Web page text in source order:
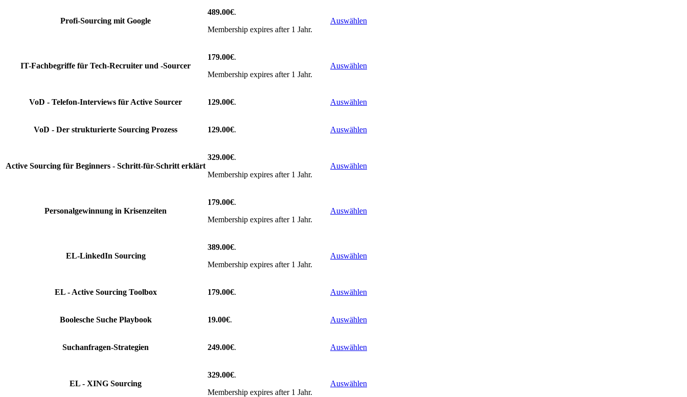
Profi-Sourcing mit Google
489.00€.
Membership expires after 1 Jahr.
Auswählen
IT-Fachbegriffe für Tech-Recruiter und -Sourcer
179.00€.
Membership expires after 1 Jahr.
Auswählen
VoD - Telefon-Interviews für Active Sourcer 129.00€. Auswählen
VoD - Der strukturierte Sourcing Prozess 129.00€. Auswählen
Active Sourcing für Beginners - Schritt-für-Schritt erklärt
329.00€.
Membership expires after 1 Jahr.
Auswählen
Personalgewinnung in Krisenzeiten
179.00€.
Membership expires after 1 Jahr.
Auswählen
EL-LinkedIn Sourcing
389.00€.
Membership expires after 1 Jahr.
Auswählen
EL - Active Sourcing Toolbox 179.00€. Auswählen
Boolesche Suche Playbook 19.00€. Auswählen
Suchanfragen-Strategien 249.00€. Auswählen
EL - XING Sourcing
329.00€.
Membership expires after 1 Jahr.
Auswählen